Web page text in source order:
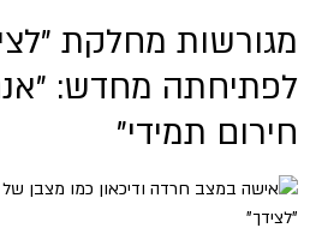
מגורשות מחלקת
לפתיחתה מחדש:
חירום תמידי"